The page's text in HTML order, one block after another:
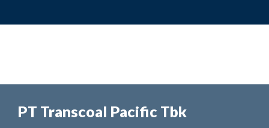
PT Transcoal Pacific Tbk